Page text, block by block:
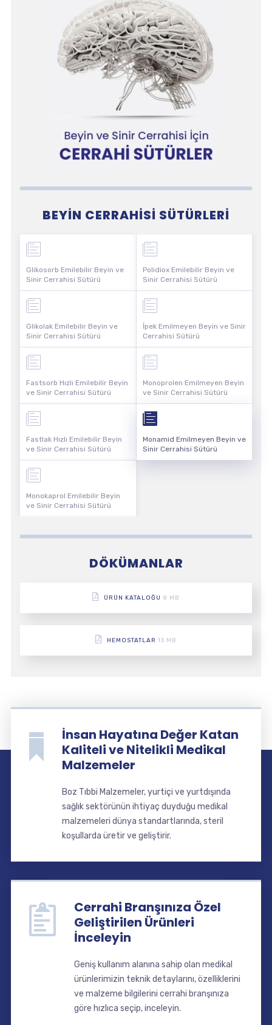
BEYIN CERRAHISI SÜTÜRLERI
Glikosorb Emilebilir Beyin ve
Sinir Cerrahisi Sütürü
Glikolak Emilebilir Beyin ve
Sinir Cerrahisi Sütürü
Fastsorb Hızlı Emilebilir Beyin
ve Sinir Cerrahisi Sütürü
Fastlak Hızlı Emilebilir Beyin
ve Sinir Cerrahisi Sütürü
Monokaprol Emilebilir Beyin
ve Sinir Cerrahisi Sütürü
Polidiox Emilebilir Beyin ve
Sinir Cerrahisi Sütürü
İpek Emilmeyen Beyin ve Sinir
Cerrahisi Sütürü
Monoprolen Emilmeyen Beyin
ve Sinir Cerrahisi Sütürü
Monamid Emilmeyen Beyin ve
Sinir Cerrahisi Sütürü
DÖKÜMANLAR
ÜRÜN KATALOĞU 8 MB
HEMOSTATLAR 13 MB
İnsan Hayatına Değer Katan
Kaliteli ve Nitelikli Medikal
Malzemeler
Boz Tıbbi Malzemeler, yurtiçi ve yurtdışında
sağlık sektörünün ihtiyaç duyduğu medikal
malzemeleri dünya standartlarında, steril
koşullarda üretir ve geliştirir.
Cerrahi Branşınıza Özel
Geliştirilen Ürünleri
İnceleyin
Geniş kullanım alanına sahip olan medikal
ürünlerimizin teknik detaylarını, özelliklerini
ve malzeme bilgilerini cerrahi branşınıza
göre hızlıca seçip, inceleyin.